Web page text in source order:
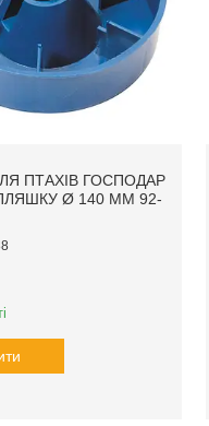
ПТАХІВ ГОСПОДАР
Ø 140 ММ 92-